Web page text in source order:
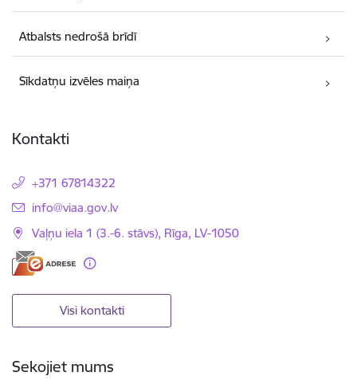
Atbalsts nedrošā brīdī
Sīkdatņu izvēles maiņa
Kontakti
+371 67814322
E-pasts:
info@viaa.gov.lv
Vaļņu iela 1 (3.-6. stāvs), Rīga, LV-1050
Visi kontakti
Sekojiet mums